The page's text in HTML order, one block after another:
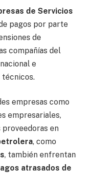
de Servicios
pagos por parte
de
compañías del
e
técnicos.
empresas como
empresariales,
proveedoras en
, como
, también enfrentan
atrasados de